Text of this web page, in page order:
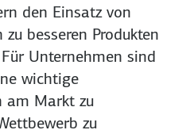
den Einsatz von
zu besseren Produkten
Unternehmen sind
wichtige
am Markt zu
zu